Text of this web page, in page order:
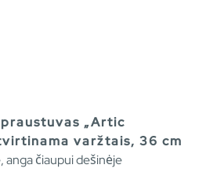
„Artic
varžtais, 36 cm
anga čiaupui dešinėje